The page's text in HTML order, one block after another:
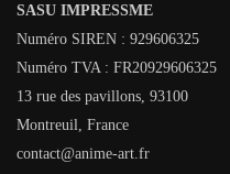
SASU IMPRESSME
Numéro SIREN : 929606325
Numéro TVA : FR20929606325
13 rue des pavillons, 93100
Montreuil, France
contact@anime-art.fr